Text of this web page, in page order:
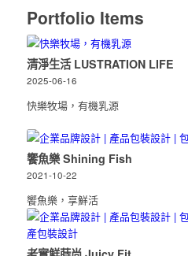
Portfolio Items
清淨生活 LUSTRATION LIFE
2025-06-16
快樂牧場，有機乳源
饗魚樂 Shining Fish
2021-10-22
饗魚樂，享鮮活